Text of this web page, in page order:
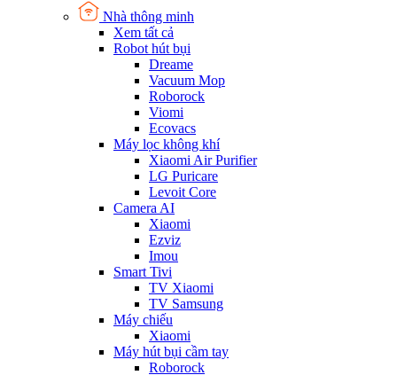
Nhà thông minh
Xem tất cả
Robot hút bụi
Dreame
Vacuum Mop
Roborock
Viomi
Ecovacs
Máy lọc không khí
Xiaomi Air Purifier
LG Puricare
Levoit Core
Camera AI
Xiaomi
Ezviz
Imou
Smart Tivi
TV Xiaomi
TV Samsung
Máy chiếu
Xiaomi
Máy hút bụi cầm tay
Roborock